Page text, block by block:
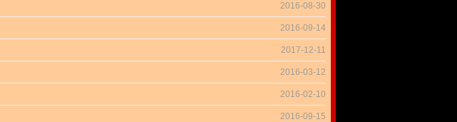
2016-08-30
2016-09-14
2017-12-11
2016-03-12
2016-02-10
2016-09-15